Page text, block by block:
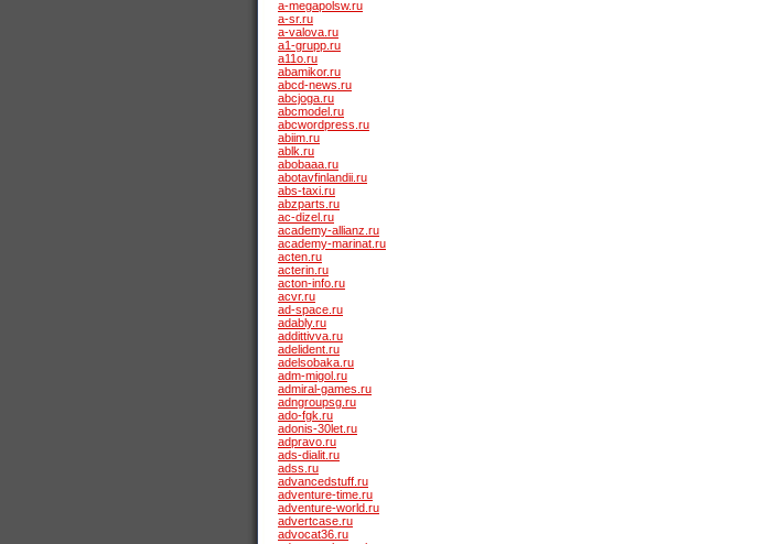
a-megapolsw.ru
a-sr.ru
a-valova.ru
a1-grupp.ru
a11o.ru
abamikor.ru
abcd-news.ru
abcjoga.ru
abcmodel.ru
abcwordpress.ru
abiim.ru
ablk.ru
abobaaa.ru
abotavfinlandii.ru
abs-taxi.ru
abzparts.ru
ac-dizel.ru
academy-allianz.ru
academy-marinat.ru
acten.ru
acterin.ru
acton-info.ru
acvr.ru
ad-space.ru
adably.ru
addittivva.ru
adelident.ru
adelsobaka.ru
adm-migol.ru
admiral-games.ru
adngroupsg.ru
ado-fgk.ru
adonis-30let.ru
adpravo.ru
ads-dialit.ru
adss.ru
advancedstuff.ru
adventure-time.ru
adventure-world.ru
advertcase.ru
advocat36.ru